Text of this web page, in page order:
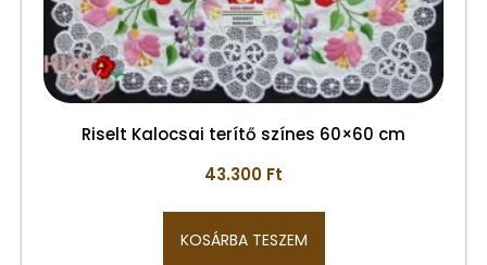
Riselt Kalocsai terítő színes 60×60 cm
43.300 Ft
KOSÁRBA TESZEM